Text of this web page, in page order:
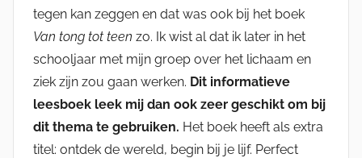
tegen kan zeggen en dat was ook bij het boek
Van tong tot teen zo. Ik wist al dat ik later in het
schooljaar met mijn groep over het lichaam en
ziek zijn zou gaan werken. Dit informatieve
leesboek leek mij dan ook zeer geschikt om bij
dit thema te gebruiken. Het boek heeft als extra
titel: ontdek de wereld, begin bij je lijf. Perfect